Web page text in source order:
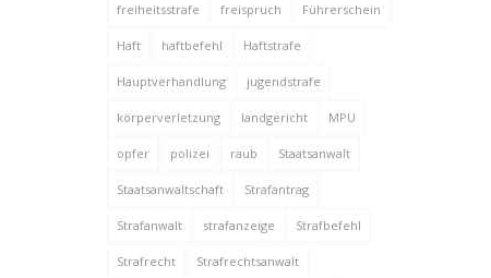
freiheitsstrafe freispruch Führerschein
Haft haftbefehl Haftstrafe
Hauptverhandlung jugendstrafe
körperverletzung landgericht MPU
opfer polizei raub Staatsanwalt
Staatsanwaltschaft Strafantrag
Strafanwalt strafanzeige Strafbefehl
Strafrecht Strafrechtsanwalt